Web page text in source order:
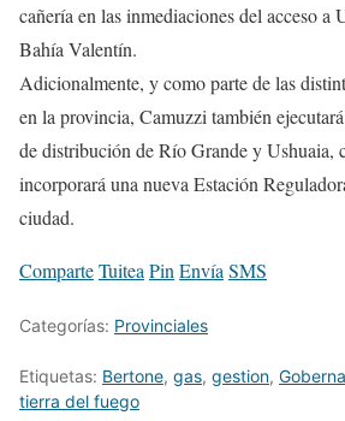
cañería en las inmediaciones del acceso a
Bahía Valentín.
Adicionalmente, y como parte de las
en la provincia, Camuzzi también
de distribución de Río Grande y Ushuaia,
incorporará una nueva Estación
ciudad.
ComparteTuitea Pin Envía SMS
Categorías: Provinciales
Etiquetas: Bertone, gas, gestion,
tierra del fuego